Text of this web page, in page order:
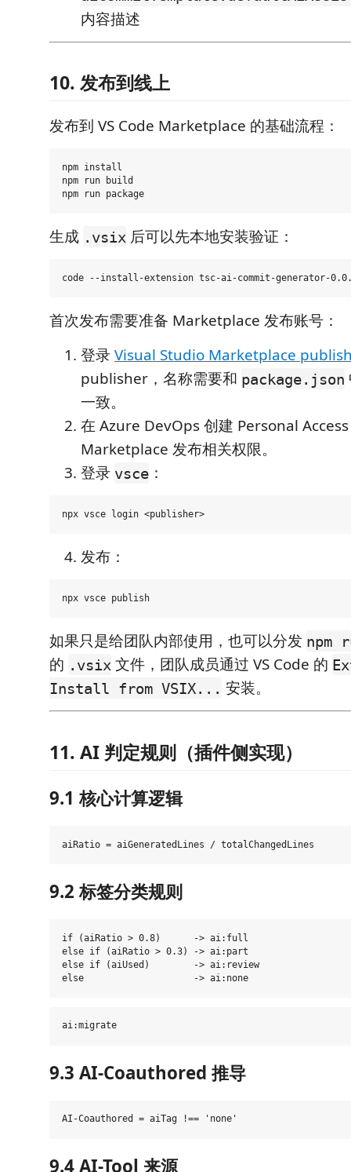
内容描述
10. 发布到线上
发布到 VS Code Marketplace 的基础流程：
npm install
npm run build
生成 .vsix 后可以先本地安装验证：
首次发布需要准备 Marketplace 发布账号：
登录Visual Studio Marketplace
publisher，名称需要和 package.json
一致。
在 Azure DevOps 创建 Personal
Marketplace 发布相关权限。
登录 vsce ：
发布：
如果只是给团队内部使用，也可以分发 npm
的 .vsix 文件，团队成员通过 VS Code 的
Install from VSIX... 安装。
11. AI 判定规则（插件侧实现）
9.1 核心计算逻辑
9.2 标签分类规则
if (aiRatio > 0.8)      -> ai:full
else if (aiRatio > 0.3) -> ai:part
else if (aiUsed)        -> ai:review
9.3 AI-Coauthored 推导
9.4 AI-Tool 来源